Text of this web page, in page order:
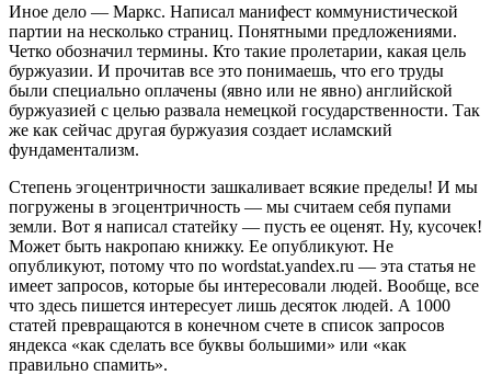
Иное дело — Маркс. Написал манифест коммунистической
партии на несколько страниц. Понятными предложениями.
Четко обозначил термины. Кто такие пролетарии, какая цель
буржуазии. И прочитав все это понимаешь, что его труды
были специально оплачены (явно или не явно) английской
буржуазией с целью развала немецкой государственности. Так
же как сейчас другая буржуазия создает исламский
фундаментализм.
Степень эгоцентричности зашкаливает всякие пределы! И мы
погружены в эгоцентричность — мы считаем себя пупами
земли. Вот я написал статейку — пусть ее оценят. Ну, кусочек!
Может быть накропаю книжку. Ее опубликуют. Не
опубликуют, потому что по wordstat.yandex.ru — эта статья не
имеет запросов, которые бы интересовали людей. Вообще, все
что здесь пишется интересует лишь десяток людей. А 1000
статей превращаются в конечном счете в список запросов
яндекса «как сделать все буквы большими» или «как
правильно спамить».